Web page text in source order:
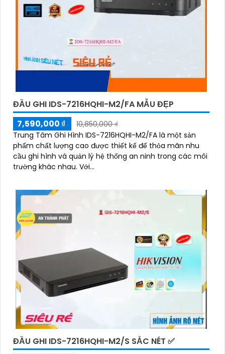
ĐẦU GHI IDS-7216HQHI-M2/FA MẪU ĐẸP
7,590,000 ₫
10,850,000 ₫
Trung Tâm Ghi Hình IDS-7216HQHI-M2/FA là một sản
phẩm chất lượng cao được thiết kế để thỏa mãn nhu
cầu ghi hình và quản lý hệ thống an ninh trong các môi
trường khác nhau. Với...
ĐẦU GHI IDS-7216HQHI-M2/S SẮC NÉT ✅